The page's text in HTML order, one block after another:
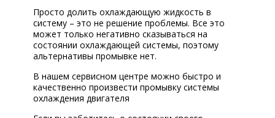
Просто долить охлаждающую жидкость в
систему – это не решение проблемы. Все это
может только негативно сказываться на
состоянии охлаждающей системы, поэтому
альтернативы промывке нет.
В нашем сервисном центре можно быстро и
качественно произвести промывку системы
охлаждения двигателя